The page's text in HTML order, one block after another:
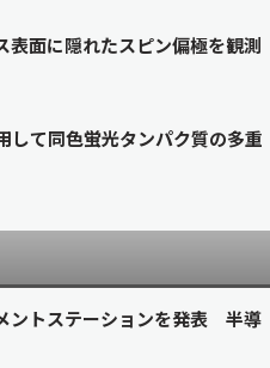
表面に隠れたスピン偏極を観測
して同色蛍光タンパク質の多重
ントステーションを発表 半導